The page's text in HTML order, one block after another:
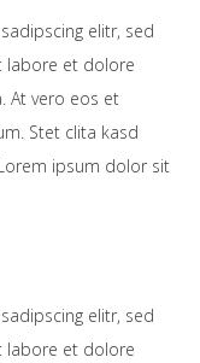
elitr, sed
labore et dolore
At vero eos et
Stet clita kasd
ipsum dolor sit
elitr, sed
labore et dolore